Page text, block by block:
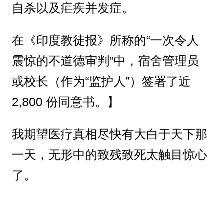
自杀以及疟疾并发症。
在《印度教徒报》所称的“一次令人
震惊的不道德审判”中，宿舍管理员
或校长（作为“监护人”）签署了近
2,800 份同意书。】
我期望医疗真相尽快有大白于天下那
一天，无形中的致残致死太触目惊心
了。